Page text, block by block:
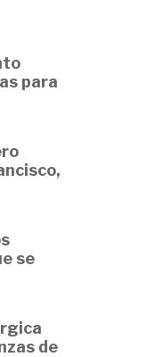
para
se
de